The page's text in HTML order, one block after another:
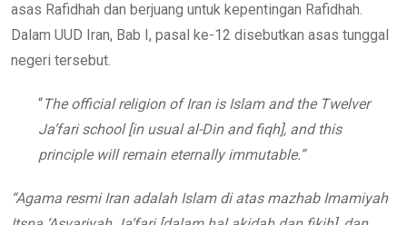
asas Rafidhah dan berjuang untuk kepentingan Rafidhah.
Dalam UUD Iran, Bab I, pasal ke-12 disebutkan asas tunggal
negeri tersebut.
“The official religion of Iran is Islam and the Twelver
Ja’fari school [in usual al-Din and fiqh], and this
principle will remain eternally immutable.”
“Agama resmi Iran adalah Islam di atas mazhab Imamiyah